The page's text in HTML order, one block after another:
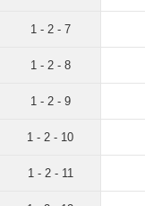
1 - 2 - 7
1 - 2 - 8
1 - 2 - 9
1 - 2 - 10
1 - 2 - 11